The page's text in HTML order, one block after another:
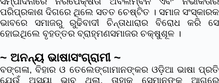
ପରିପ୍ରକାଶ ଦିଗରେ ଥିଲେ ସତତ ଚେଷ୍ଟିତ । ସମାଜ ସଂସ୍କାରକ
ଭାବରେ ସମାଜରୁ ରୁଢିବାଦୀ ଚିନ୍ତାଧାରାର ବିରୋଧ କରି ସେ
ହୋଇଥିଲେ ବୃହତ୍ତର ବ୍ରାହ୍ମଣସମାଜର ଚକ୍ଷୁଶୂଳ ।
~ ଅନନ୍ୟ ଭାଷାସଂଗ୍ରାମୀ ~
ବଙ୍ଗଳା, ବିହାର ଓ ତେଲେଙ୍ଗାମାନଙ୍କର ଓଡ଼ିଆ ଭାଷା ପ୍ରତି
ଯେଉଁ ଅସୂୟା ଭାବ ଥିଲା, ତାହାକୁ ସେମାନଙ୍କ ଆଗରେ